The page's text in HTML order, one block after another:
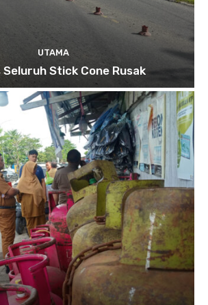
UTAMA
Stick Cone Rusak